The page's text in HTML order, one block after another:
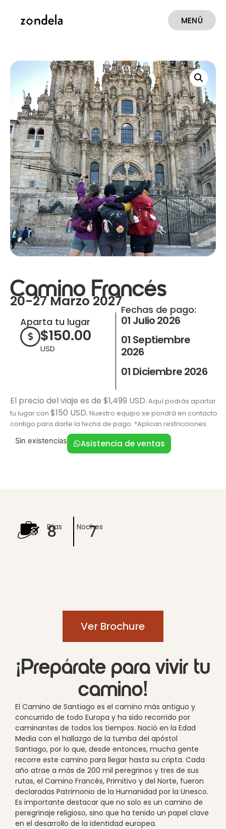
MENÚ
Camino Francés
20-27 Marzo 2027
Aparta tu lugar
$150.00
USD
Fechas de pago:
01 Julio 2026
01 Septiembre
2026
01 Diciembre 2026
El precio del viaje es de $1,499 USD. Aquí podrás apartar
tu lugar con $150 USD. Nuestro equipo se pondrá en contacto
contigo para darte la fecha de pago. *Aplican restricciones.
Sin existencias Asistencia de ventas
Días
8 Noches
7
Ver Brochure
¡Prepárate para vivir tu
camino!
El Camino de Santiago es el camino más antiguo y
concurrido de todo Europa y ha sido recorrido por
caminantes de todos los tiempos. Nació en la Edad
Media con el hallazgo de la tumba del apóstol
Santiago, por lo que, desde entonces, mucha gente
recorre este camino para llegar hasta su cripta. Cada
año atrae a más de 200 mil peregrinos y tres de sus
rutas, el Camino Francés, Primitivo y del Norte, fueron
declaradas Patrimonio de la Humanidad por la Unesco.
Es importante destacar que no solo es un camino de
peregrinaje religioso, sino que ha tenido un papel clave
en el desarrollo de la identidad europea.